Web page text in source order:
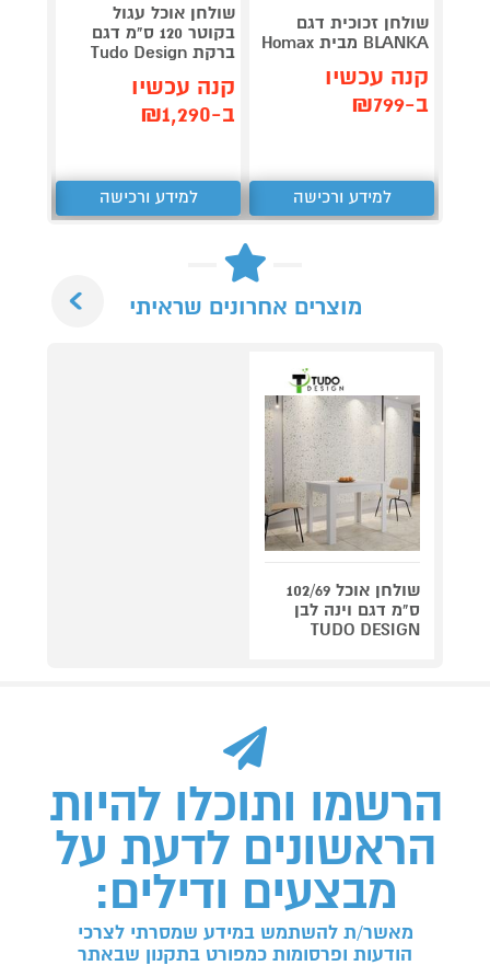
שולחן זכוכית דגם
BLANKA מבית Homax
קנה עכשיו
ב-₪799
למידע ורכישה
שולחן אוכל עגול
בקוטר 120 ס"מ דגם
ברקת Tudo Design
קנה עכשיו
ב-₪1,290
למידע ורכישה
מוצרים אחרונים שראיתי
שולחן אוכל 102/69
ס"מ דגם וינה לבן
TUDO DESIGN
הרשמו ותוכלו להיות
הראשונים לדעת על
מבצעים ודילים:
מאשר/ת להשתמש במידע שמסרתי לצרכי
הודעות ופרסומות כמפורט בתקנון שבאתר